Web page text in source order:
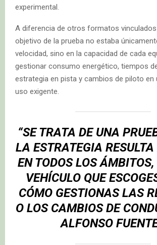
experimental.
A diferencia de otros formatos vinculados
objetivo de la prueba no estaba
velocidad, sino en la capacidad de cada
gestionar consumo energético, tiempos
estrategia en pista y cambios de piloto en
uso exigente.
“SE TRATA DE UNA
LA ESTRATEGIA
EN TODOS LOS ÁMBITOS,
VEHÍCULO QUE
CÓMO GESTIONAS LAS
O LOS CAMBIOS DE
ALFONSO